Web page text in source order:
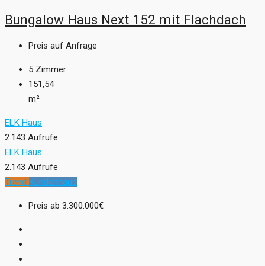
Bungalow Haus Next 152 mit Flachdach
Preis auf Anfrage
5 Zimmer
151,54
m²
ELK Haus
2.143 Aufrufe
ELK Haus
2.143 Aufrufe
Trend Kundenhaus
Preis ab 3.300.000€